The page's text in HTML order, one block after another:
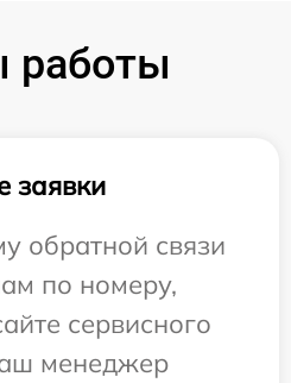
работы
заявки
обратной связи
по номеру,
сервисного
менеджер